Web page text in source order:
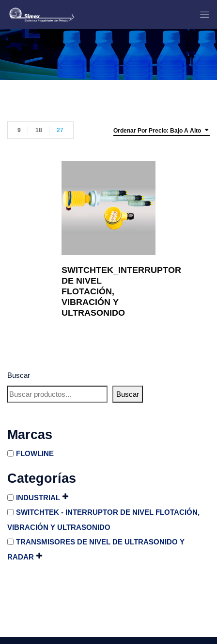
Buscar
Buscar
Marcas
FLOWLINE
Categorías
INDUSTRIAL
SWITCHTEK - INTERRUPTOR DE NIVEL FLOTACIÓN,
VIBRACIÓN Y ULTRASONIDO
TRANSMISORES DE NIVEL DE ULTRASONIDO Y
RADAR
Ordenar Por Precio: Bajo A Alto
9 18 27
SWITCHTEK_INTERRUPTOR
DE NIVEL
FLOTACIÓN,
VIBRACIÓN Y
ULTRASONIDO